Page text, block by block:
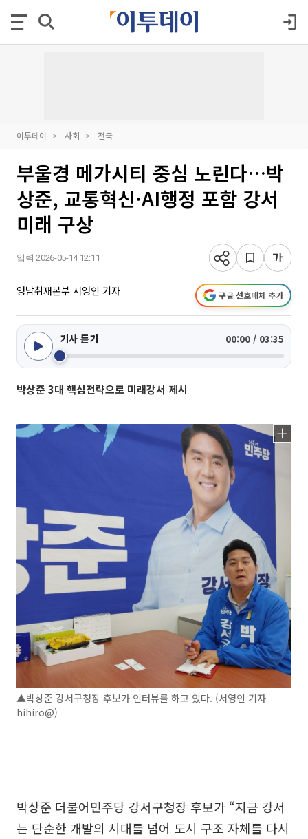
이투데이 사회 전국
부울경 메가시티 중심 노린다…박
상준, 교통혁신·AI행정 포함 강서
미래 구상
입력 2026-05-14 12:11
영남취재본부 서영인 기자 구글 선호매체 추가
기사 듣기 00:00 / 03:35
박상준 3대 핵심전략으로 미래강서 제시
▲박상준 강서구청장 후보가 인터뷰를 하고 있다. (서영인 기자
hihiro@)
박상준 더불어민주당 강서구청장 후보가 “지금 강서
는 단순한 개발의 시대를 넘어 도시 구조 자체를 다시